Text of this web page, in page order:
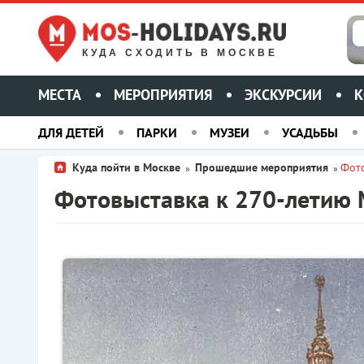
КУДА СХОДИТЬ В МОСКВЕ
МЕСТА МЕРОПРИЯТИЯ ЭКСКУРСИИ
ДЛЯ ДЕТЕЙ ПАРКИ МУЗЕИ УСАДЬБЫ
Куда пойти в Москве » Прошедшие мероприятия »
Фотовыставка к 270-